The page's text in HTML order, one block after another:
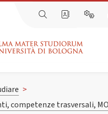
>
competenze trasversali,